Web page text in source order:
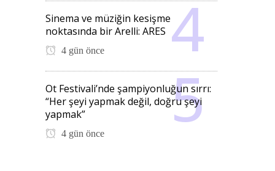
Sinema ve müziğin kesişme
noktasında bir Arelli: ARES
4 gün önce
Ot Festivali’nde şampiyonluğun sırrı:
“Her şeyi yapmak değil, doğru şeyi
yapmak”
4 gün önce